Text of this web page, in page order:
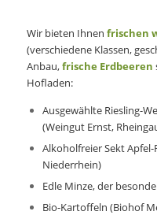
Wir bieten Ihnen frischen
(verschiedene Klassen,
Anbau,frische Erdbeeren
Hofladen:
Ausgewählte Riesling-
(Weingut Ernst,
Alkoholfreier Sekt
Niederrhein)
Edle Minze, der
Bio-Kartoffeln (Biohof